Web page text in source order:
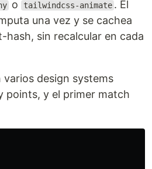
o tailwindcss-animate . El
una vez y se cachea
sin recalcular en cada
design systems
points, y el primer match